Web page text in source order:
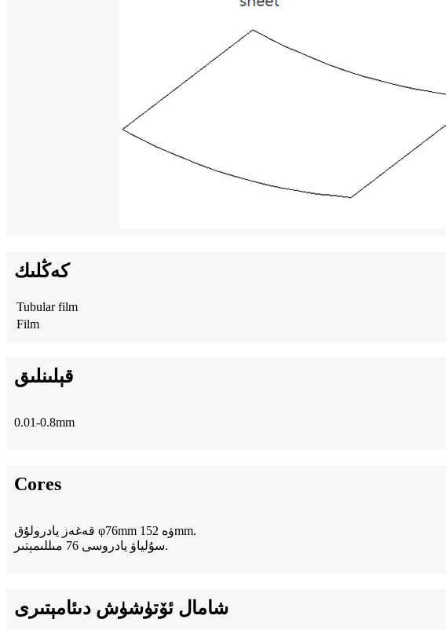
كەڭلىك
Tubular film
Film
قېلىنلىق
0.01-0.8mm
Cores
قەغەز يادرولۇق φ76mm ۋە 152mm.
سۇلياۋ يادروسى 76 مىللىمېتىر.
شامال ئۆتۈشۈش دىئامېتىرى